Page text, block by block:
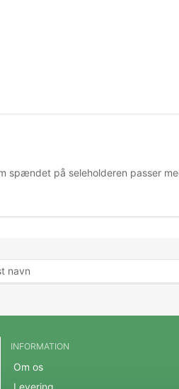
spændet på seleholderen passer
INFORMATION
Om os
Levering